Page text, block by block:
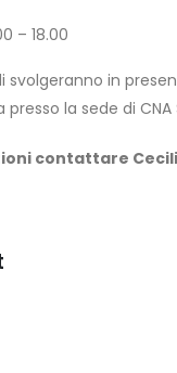
– 18.00
svolgeranno in
presso la sede di
contattare